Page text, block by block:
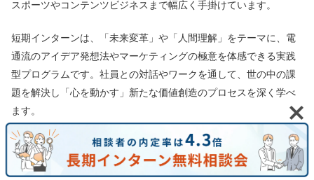
スポーツやコンテンツビジネスまで幅広く手掛けています。
短期インターンは、「未来変革」や「人間理解」をテーマに、電
通流のアイデア発想法やマーケティングの極意を体感できる実践
型プログラムです。社員との対話やワークを通して、世の中の課
題を解決し「心を動かす」新たな価値創造のプロセスを深く学べ
ます。
▶︎電通のインターン優遇・倍率
▶︎電通の就職難易度・採用大学